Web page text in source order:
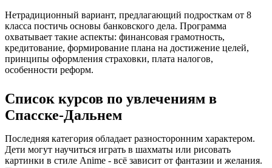
Нетрадиционный вариант, предлагающий подросткам от 8
класса постичь основы банковского дела. Программа
охватывает такие аспекты: финансовая грамотность,
кредитование, формирование плана на достижение целей,
принципы оформления страховки, плата налогов,
особенности реформ.
Список курсов по увлечениям в
Спасске-Дальнем
Последняя категория обладает разносторонним характером.
Дети могут научиться играть в шахматы или рисовать
картинки в стиле Anime - всё зависит от фантазии и желания.